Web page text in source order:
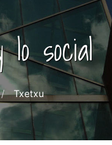
social
Txetxu